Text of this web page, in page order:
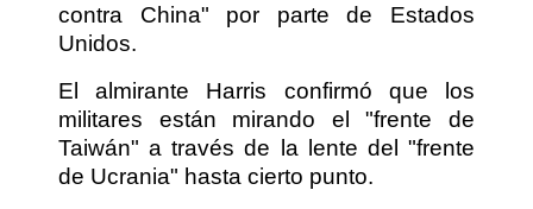
contra China" por parte de Estados
Unidos.
El almirante Harris confirmó que los
militares están mirando el "frente de
Taiwán" a través de la lente del "frente
de Ucrania" hasta cierto punto.